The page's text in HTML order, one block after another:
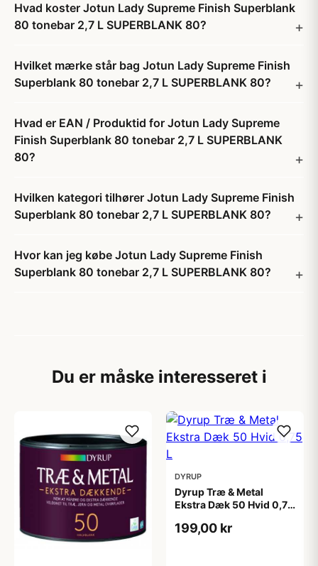
Hvad koster Jotun Lady Supreme Finish Superblank
80 tonebar 2,7 L SUPERBLANK 80?
Hvilket mærke står bag Jotun Lady Supreme Finish
Superblank 80 tonebar 2,7 L SUPERBLANK 80?
Hvad er EAN / Produktid for Jotun Lady Supreme
Finish Superblank 80 tonebar 2,7 L SUPERBLANK
80?
Hvilken kategori tilhører Jotun Lady Supreme Finish
Superblank 80 tonebar 2,7 L SUPERBLANK 80?
Hvor kan jeg købe Jotun Lady Supreme Finish
Superblank 80 tonebar 2,7 L SUPERBLANK 80?
Du er måske interesseret i
DYRUP
Dyrup Træ & Metal
Ekstra Dæk 50 Hvid 0,75
199,00 kr